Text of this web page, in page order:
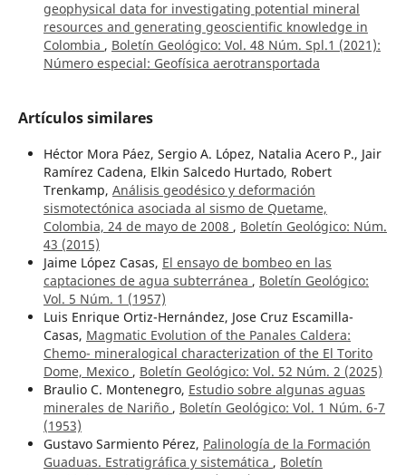
geophysical data for investigating potential mineral
resources and generating geoscientific knowledge in
Colombia , Boletín Geológico: Vol. 48 Núm. Spl.1 (2021):
Número especial: Geofísica aerotransportada
Artículos similares
Héctor Mora Páez, Sergio A. López, Natalia Acero P., Jair
Ramírez Cadena, Elkin Salcedo Hurtado, Robert
Trenkamp, Análisis geodésico y deformación
sismotectónica asociada al sismo de Quetame,
Colombia, 24 de mayo de 2008 , Boletín Geológico: Núm.
43 (2015)
Jaime López Casas, El ensayo de bombeo en las
captaciones de agua subterránea , Boletín Geológico:
Vol. 5 Núm. 1 (1957)
Luis Enrique Ortiz-Hernández, Jose Cruz Escamilla-
Casas, Magmatic Evolution of the Panales Caldera:
Chemo- mineralogical characterization of the El Torito
Dome, Mexico , Boletín Geológico: Vol. 52 Núm. 2 (2025)
Braulio C. Montenegro, Estudio sobre algunas aguas
minerales de Nariño , Boletín Geológico: Vol. 1 Núm. 6-7
(1953)
Gustavo Sarmiento Pérez, Palinología de la Formación
Guaduas. Estratigráfica y sistemática , Boletín